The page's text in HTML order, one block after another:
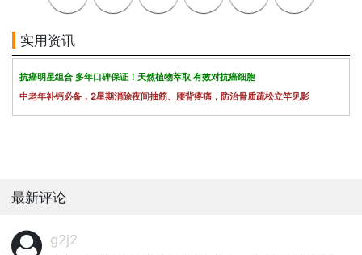
实用资讯
抗癌明星组合 多年口碑保证！天然植物萃取 有效对抗癌细胞
中老年补钙必备，2星期消除夜间抽筋、腰背疼痛，防治骨质疏松立竿见影
最新评论
g2j2